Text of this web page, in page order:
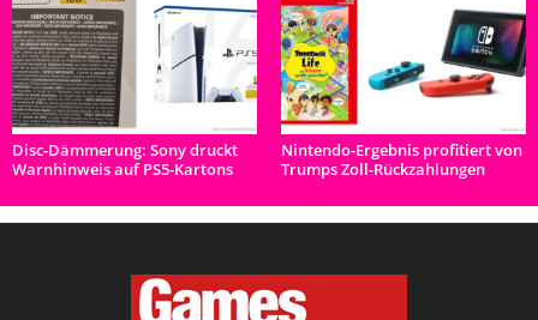
Disc-Dämmerung: Sony druckt
Warnhinweis auf PS5-Kartons
Nintendo-Ergebnis profitiert von
Trumps Zoll-Rückzahlungen